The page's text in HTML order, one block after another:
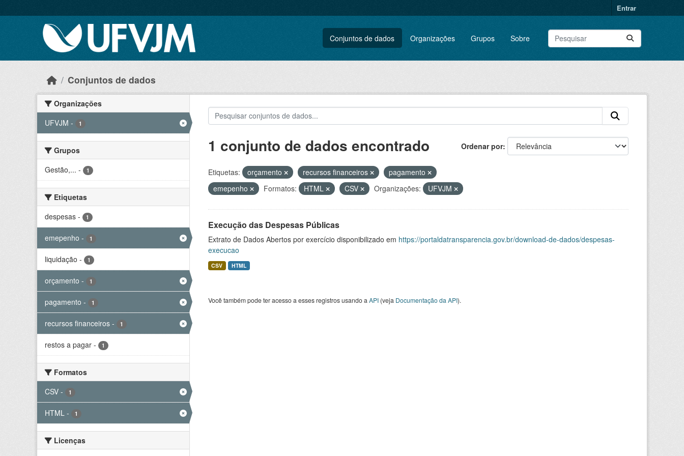
Entrar
Conjuntos de dados Organizações Grupos Sobre
Conjuntos de dados
Organizações
UFVJM - 1
Grupos
Gestão,... - 1
Etiquetas
despesas - 1
emepenho - 1
liquidação - 1
orçamento - 1
pagamento - 1
recursos financeiros - 1
restos a pagar - 1
Formatos
CSV - 1
HTML - 1
Licenças
Ordenar por
1 conjunto de dados encontrado
Etiquetas: orçamento recursos financeiros
pagamento
emepenho
Formatos: HTML CSV Organizações: UFVJM
Execução das Despesas Públicas
Extrato de Dados Abertos por exercício disponibilizado em https://portaldatransparencia.gov.br/download-de-dados/despesas-
execucao
CSV HTML
Você também pode ter acesso a esses registros usando a API(veja Documentação da API).